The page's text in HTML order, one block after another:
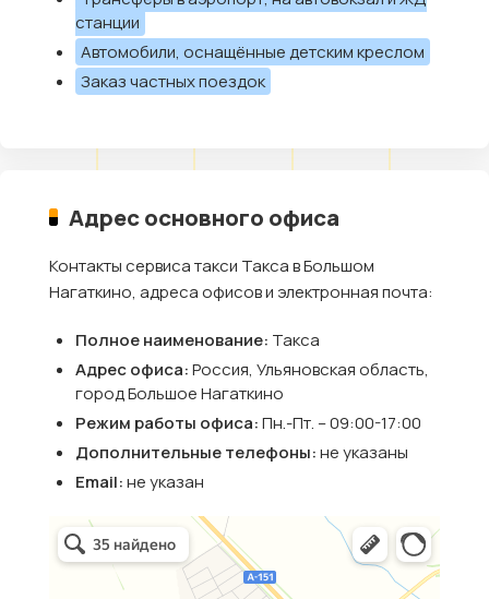
станции
Автомобили, оснащённые детским креслом
Заказ частных поездок
Адрес основного офиса
Контакты сервиса такси Такса в Большом
Нагаткино, адреса офисов и электронная почта:
Полное наименование: Такса
Адрес офиса:Россия, Ульяновская область,
город Большое Нагаткино
Режим работы офиса:Пн.-Пт. – 09:00-17:00
Дополнительные телефоны:не указаны
Email:не указан